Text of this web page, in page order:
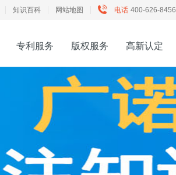
知识百科 网站地图 电话 400-626-8456
专利服务 版权服务 高新认定